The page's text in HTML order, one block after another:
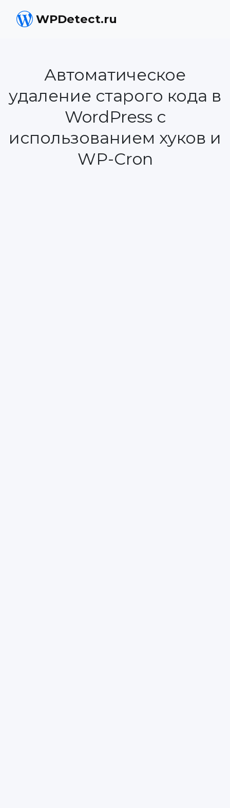
WPDetect.ru
Автоматическое
удаление старого кода в
WordPress с
использованием хуков и
WP-Cron